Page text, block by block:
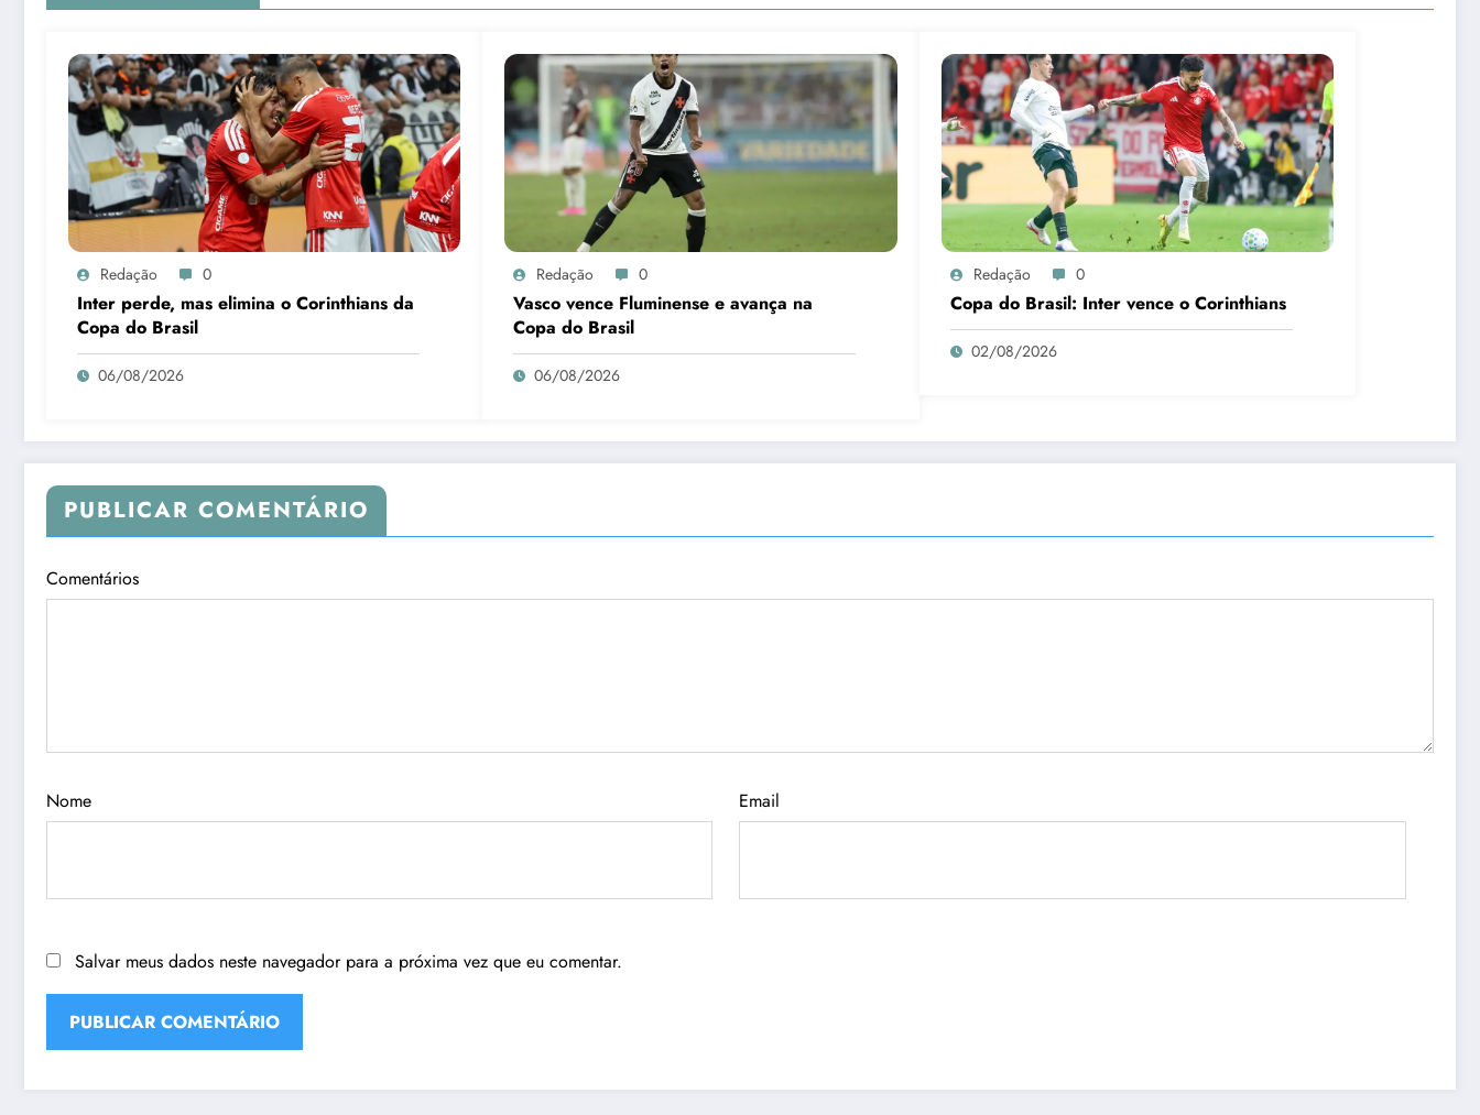
Redação 0
Inter perde, mas elimina o Corinthians da
Copa do Brasil
06/08/2026
Redação 0
Vasco vence Fluminense e avança na
Copa do Brasil
06/08/2026
Redação 0
Copa do Brasil: Inter vence o Corinthians
02/08/2026
PUBLICAR COMENTÁRIO
Comentários
Nome Email
Salvar meus dados neste navegador para a próxima vez que eu comentar.